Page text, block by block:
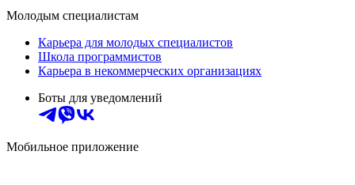
Молодым специалистам
Карьера для молодых специалистов
Школа программистов
Карьера в некоммерческих организациях
Боты для уведомлений
Мобильное приложение